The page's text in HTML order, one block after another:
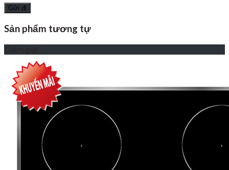
Sản phẩm tương tự